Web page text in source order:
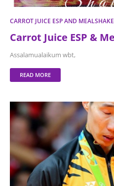
CARROT JUICE ESP AND
Carrot Juice ESP &
Assalamualaikum wbt,
READ MORE